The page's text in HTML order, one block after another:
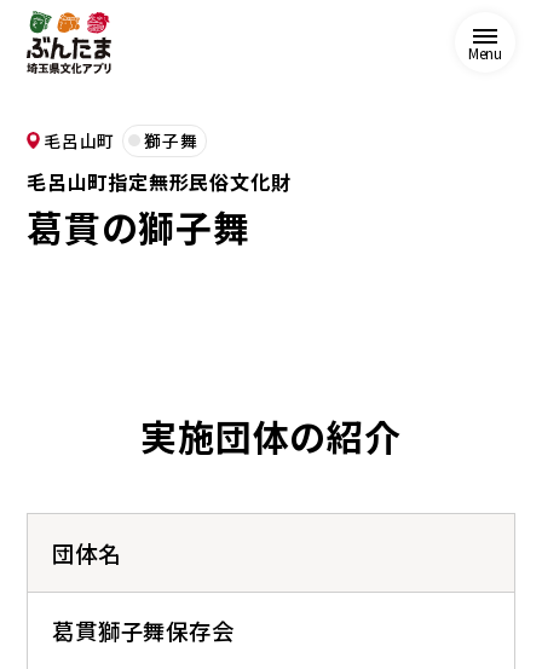
Menu
毛呂山町 獅子舞
毛呂山町指定無形民俗文化財
葛貫の獅子舞
実施団体の紹介
団体名
葛貫獅子舞保存会